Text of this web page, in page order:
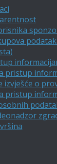
pristup
izvješće o
pristup